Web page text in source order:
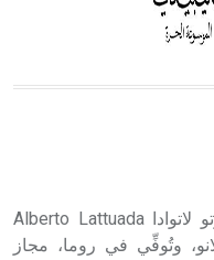
تم اعتمادها مصطلحاً
لاتوادا (ألبرتو ـ) (1914 ـ 2005) ألبرتو لاتوادا Alberto Lattuada
وتُوفِّي في روما، مجاز